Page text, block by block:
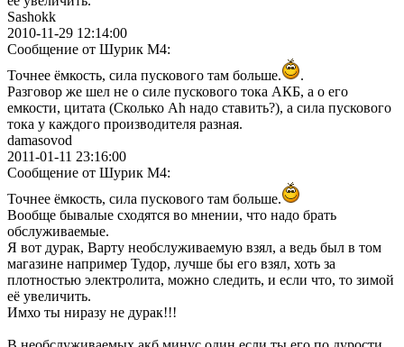
Sashokk
2010-11-29 12:14:00
Сообщение от Шурик М4:
Точнее ёмкость, сила пускового там больше.
.
Разговор же шел не о силе пускового тока АКБ, а о его
емкости, цитата (Сколько Ah надо ставить?), а сила пускового
тока у каждого производителя разная.
damasovod
2011-01-11 23:16:00
Сообщение от Шурик М4:
Точнее ёмкость, сила пускового там больше.
Вообще бывалые сходятся во мнении, что надо брать
обслуживаемые.
Я вот дурак, Варту необслуживаемую взял, а ведь был в том
магазине например Тудор, лучше бы его взял, хоть за
плотностью электролита, можно следить, и если что, то зимой
её увеличить.
Имхо ты ниразу не дурак!!!